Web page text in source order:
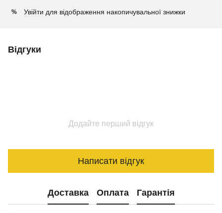
% Увійти для відображення накопичувальної знижки
Відгуки
Додайте перший відгук
Написати відгук
Доставка Оплата Гарантія